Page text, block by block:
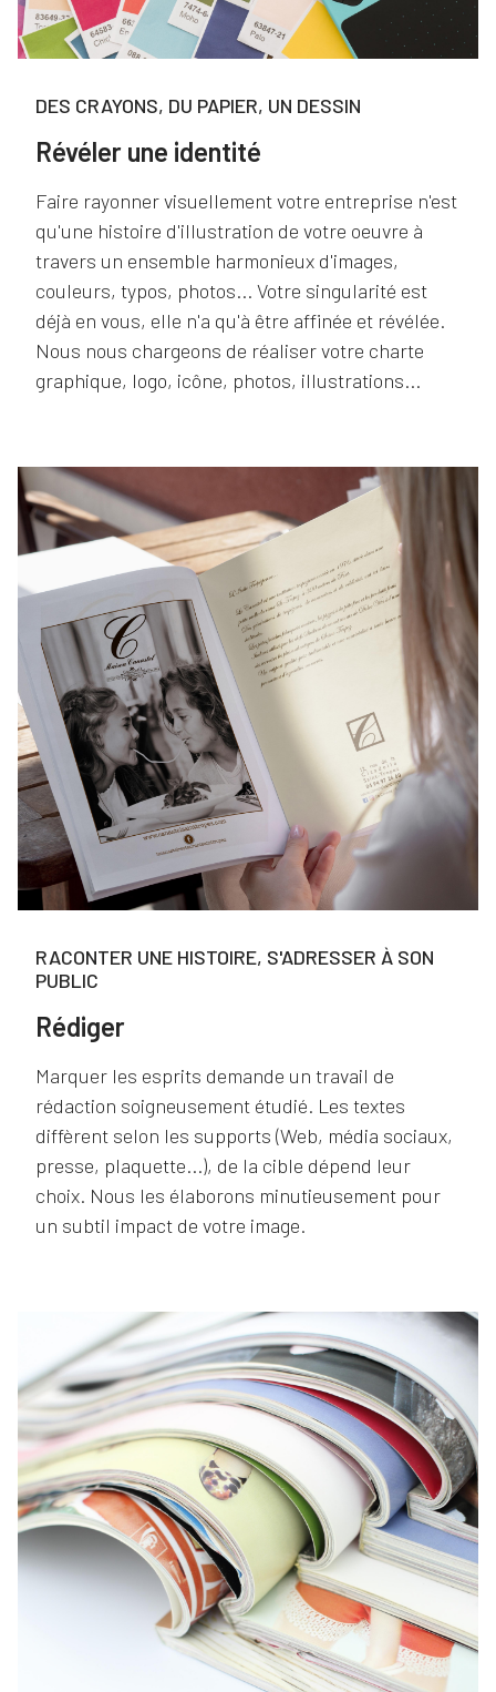
DES CRAYONS, DU PAPIER, UN DESSIN
Révéler une identité
Faire rayonner visuellement votre entreprise n'est
qu'une histoire d'illustration de votre oeuvre à
travers un ensemble harmonieux d'images,
couleurs, typos, photos... Votre singularité est
déjà en vous, elle n'a qu'à être affinée et révélée.
Nous nous chargeons de réaliser votre charte
graphique, logo, icône, photos, illustrations...
RACONTER UNE HISTOIRE, S'ADRESSER À SON
PUBLIC
Rédiger
Marquer les esprits demande un travail de
rédaction soigneusement étudié. Les textes
diffèrent selon les supports (Web, média sociaux,
presse, plaquette...), de la cible dépend leur
choix. Nous les élaborons minutieusement pour
un subtil impact de votre image.